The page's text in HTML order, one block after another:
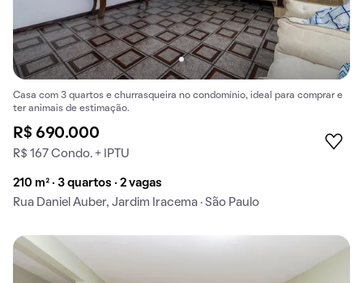
Casa com 3 quartos e churrasqueira no condomínio, ideal para comprar e
ter animais de estimação.
R$ 690.000
R$ 167 Condo. + IPTU
210 m² · 3 quartos · 2 vagas
Rua Daniel Auber, Jardim Iracema · São Paulo